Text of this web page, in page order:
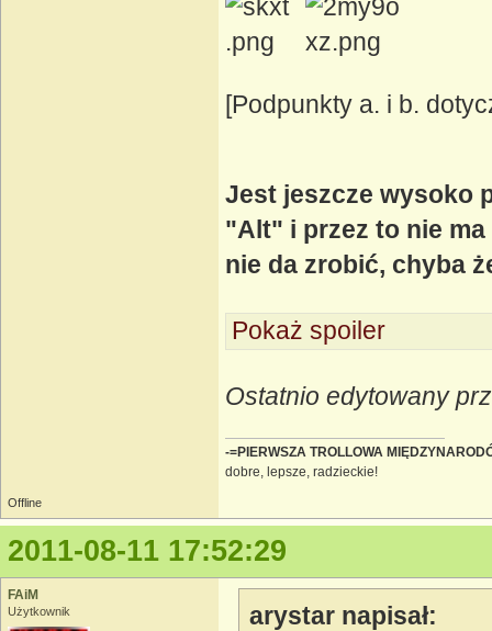
[Podpunkty a. i b.
Jest jeszcze wysoko
"Alt" i przez to nie
nie da zrobić, chyba
Pokaż spoiler
Ostatnio edytowany
-=PIERWSZA TROLLOWA
dobre, lepsze, radzieckie!
Offline
2011-08-11 17:52:29
FAiM
Użytkownik
arystar napisał: